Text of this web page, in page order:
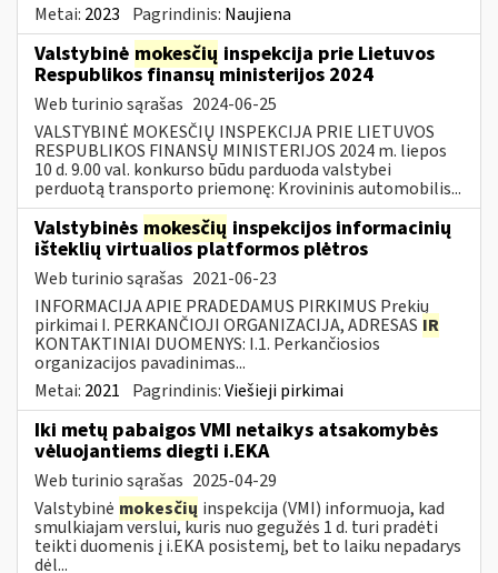
Metai: 2023 Pagrindinis: Naujiena
Valstybinė mokesčių inspekcija prie Lietuvos
Respublikos finansų ministerijos 2024
Web turinio sąrašas 2024-06-25
VALSTYBINĖ MOKESČIŲ INSPEKCIJA PRIE LIETUVOS
RESPUBLIKOS FINANSŲ MINISTERIJOS 2024 m. liepos
10 d. 9.00 val. konkurso būdu parduoda valstybei
perduotą transporto priemonę: Krovininis automobilis...
Valstybinės mokesčių inspekcijos informacinių
išteklių virtualios platformos plėtros
Web turinio sąrašas 2021-06-23
INFORMACIJA APIE PRADEDAMUS PIRKIMUS Prekių
pirkimai I. PERKANČIOJI ORGANIZACIJA, ADRESAS IR
KONTAKTINIAI DUOMENYS: I.1. Perkančiosios
organizacijos pavadinimas...
Metai: 2021 Pagrindinis:Viešieji pirkimai
Iki metų pabaigos VMI netaikys atsakomybės
vėluojantiems diegti i.EKA
Web turinio sąrašas 2025-04-29
Valstybinė mokesčių inspekcija (VMI) informuoja, kad
smulkiajam verslui, kuris nuo gegužės 1 d. turi pradėti
teikti duomenis į i.EKA posistemį, bet to laiku nepadarys
dėl...